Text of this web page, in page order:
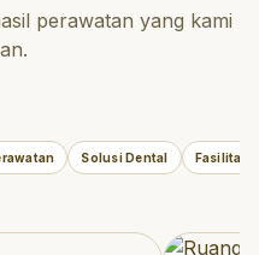
perawatan yang kami
Solusi Dental Fasilitas